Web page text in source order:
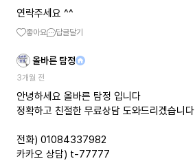
연락주세요 ^^
좋아요 답글달기
올바른 탐정
3개월 전
안녕하세요 올바른 탐정 입니다
정확하고 친절한 무료상담 도와드리겠습니다
전화) 01084337982
카카오 상담) t-77777